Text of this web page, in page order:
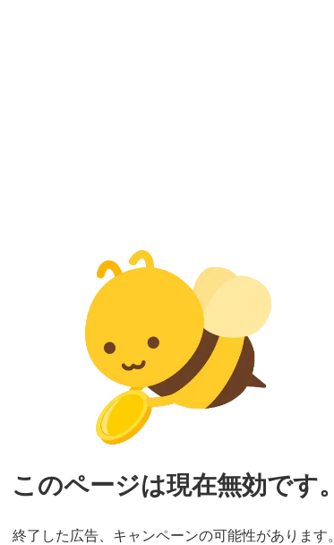
このページは現在無効です。
終了した広告、キャンペーンの可能性があります。